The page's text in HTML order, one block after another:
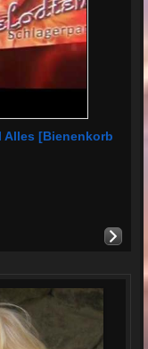
Alles [Bienenkorb